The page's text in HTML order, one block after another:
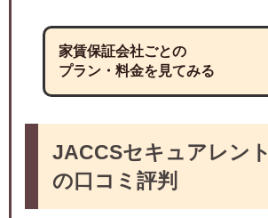
家賃保証会社ごとの
プラン・料金を見てみる
JACCSセキュアレン
の口コミ評判